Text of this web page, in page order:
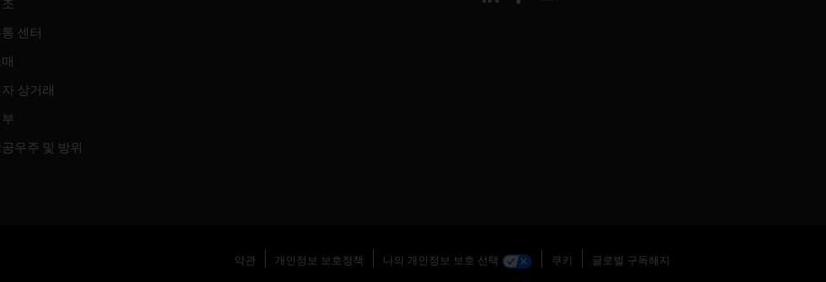
센터
상거래
공우주 및 방위
약관 개인정보 보호정책 나의 개인정보 보호 선택 쿠키 글로벌 구독해지